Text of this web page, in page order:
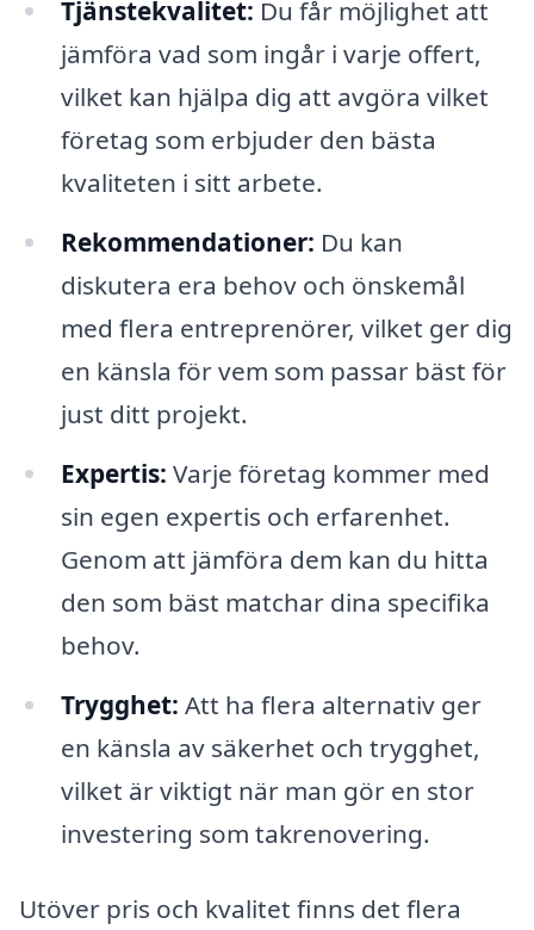
Tjänstekvalitet: Du får möjlighet att
jämföra vad som ingår i varje offert,
vilket kan hjälpa dig att avgöra vilket
företag som erbjuder den bästa
kvaliteten i sitt arbete.
Rekommendationer: Du kan
diskutera era behov och önskemål
med flera entreprenörer, vilket ger dig
en känsla för vem som passar bäst för
just ditt projekt.
Expertis: Varje företag kommer med
sin egen expertis och erfarenhet.
Genom att jämföra dem kan du hitta
den som bäst matchar dina specifika
behov.
Trygghet: Att ha flera alternativ ger
en känsla av säkerhet och trygghet,
vilket är viktigt när man gör en stor
investering som takrenovering.
Utöver pris och kvalitet finns det flera